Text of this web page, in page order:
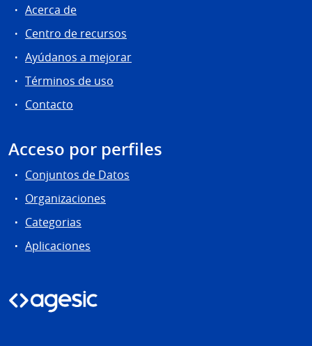
Acerca de
Centro de recursos
Ayúdanos a mejorar
Términos de uso
Contacto
Acceso por perfiles
Conjuntos de Datos
Organizaciones
Categorias
Aplicaciones